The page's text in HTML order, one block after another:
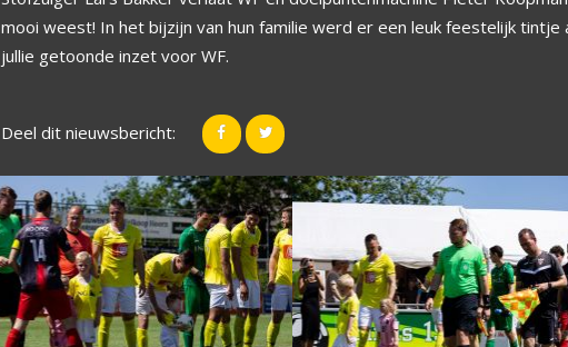
mooi weest! In het bijzijn van hun familie werd er een leuk feestelijk tintje
jullie getoonde inzet voor WF.
Deel dit nieuwsbericht: